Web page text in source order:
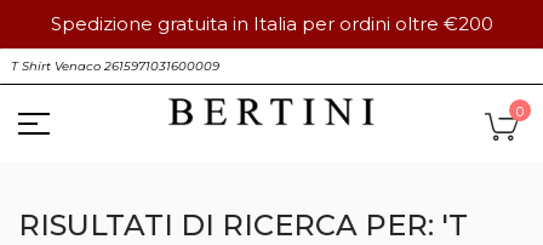
Spedizione gratuita in Italia per ordini oltre €200
al
contenuto
0
RISULTATI DI RICERCA PER: 'T